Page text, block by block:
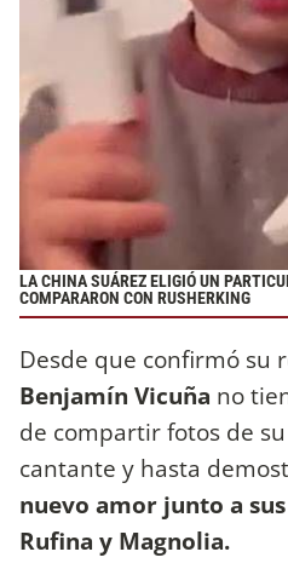
LA CHINA SUÁREZ ELIGIÓ UN
COMPARARON CON RUSHERKING
Desde que confirmó su
Benjamín Vicuña no
de compartir fotos de
cantante y hasta
nuevo amor junto a
Rufina y Magnolia.